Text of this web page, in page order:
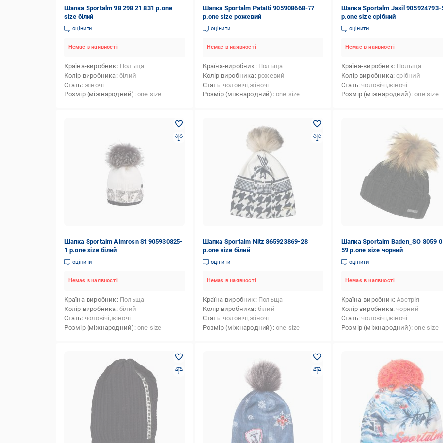
Шапка Sportalm 98 298 21 831 р.one
size білий
оцінити
Немає в наявності
Країна-виробник Польща
Колір виробника білий
Стать жіночі
Розмір (міжнародний) one size
Шапка Sportalm Patatti 905908668-77
р.one size рожевий
оцінити
Немає в наявності
Країна-виробник Польща
Колір виробника рожевий
Стать чоловічі,жіночі
Розмір (міжнародний) one size
Шапка Sportalm Jasil 905924793-
р.one size срібний
оцінити
Немає в наявності
Країна-виробник Польща
Колір виробника срібний
Стать чоловічі,жіночі
Розмір (міжнародний) one size
Шапка Sportalm Almrosn St 905930825-
1 р.one size білий
оцінити
Немає в наявності
Країна-виробник Польща
Колір виробника білий
Стать чоловічі,жіночі
Розмір (міжнародний) one size
Шапка Sportalm Nitz 865923869-28
р.one size білий
оцінити
Немає в наявності
Країна-виробник Польща
Колір виробника білий
Стать чоловічі,жіночі
Розмір (міжнародний) one size
Шапка Sportalm Baden_SO 8059
59 р.one size чорний
оцінити
Немає в наявності
Країна-виробник Австрія
Колір виробника чорний
Стать чоловічі,жіночі
Розмір (міжнародний) one size